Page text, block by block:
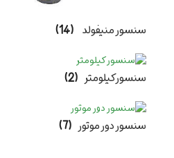
سنسور منیفولد (14)
سنسور کیلومتر (2)
سنسور دور موتور (7)